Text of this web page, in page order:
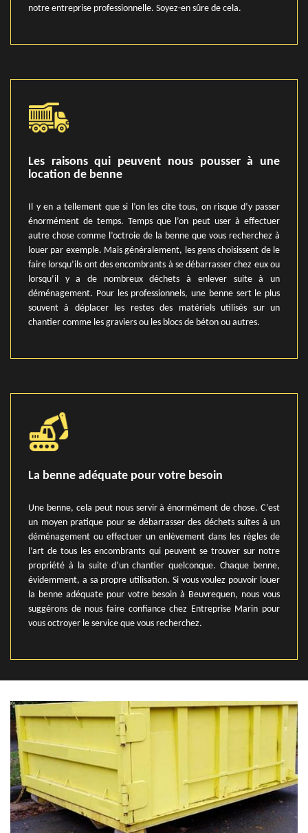
notre entreprise professionnelle. Soyez-en sûre de cela.
Les raisons qui peuvent nous pousser à une
location de benne
Il y en a tellement que si l’on les cite tous, on risque d’y passer
énormément de temps. Temps que l’on peut user à effectuer
autre chose comme l’octroie de la benne que vous recherchez à
louer par exemple. Mais généralement, les gens choisissent de le
faire lorsqu’ils ont des encombrants à se débarrasser chez eux ou
lorsqu’il y a de nombreux déchets à enlever suite à un
déménagement. Pour les professionnels, une benne sert le plus
souvent à déplacer les restes des matériels utilisés sur un
chantier comme les graviers ou les blocs de béton ou autres.
La benne adéquate pour votre besoin
Une benne, cela peut nous servir à énormément de chose. C’est
un moyen pratique pour se débarrasser des déchets suites à un
déménagement ou effectuer un enlèvement dans les règles de
l’art de tous les encombrants qui peuvent se trouver sur notre
propriété à la suite d’un chantier quelconque. Chaque benne,
évidemment, a sa propre utilisation. Si vous voulez pouvoir louer
la benne adéquate pour votre besoin à Beuvrequen, nous vous
suggérons de nous faire confiance chez Entreprise Marin pour
vous octroyer le service que vous recherchez.